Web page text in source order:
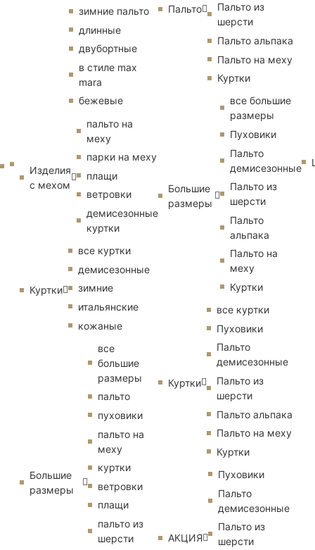
зимние пальто
длинные
двубортные
в стиле max
mara
бежевые
Изделия
с мехом
пальто на
меху
парки на меху
плащи
ветровки
демисезонные
куртки
Куртки
все куртки
демисезонные
зимние
итальянские
кожаные
Большие
размеры
все
большие
размеры
пальто
пуховики
пальто на
меху
куртки
ветровки
плащи
пальто из
шерсти
Пальто
Пальто из
шерсти
Пальто альпака
Пальто на меху
Куртки
Большие
размеры
все большие
размеры
Пуховики
Пальто
демисезонные
Пальто из
шерсти
Пальто
альпака
Пальто на
меху
Куртки
Куртки
все куртки
Пуховики
Пальто
демисезонные
Пальто из
шерсти
Пальто альпака
Пальто на меху
Куртки
АКЦИЯ
Пуховики
Пальто
демисезонные
Пальто из
шерсти